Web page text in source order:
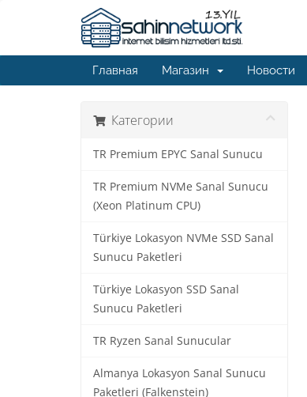
Главная Магазин Новости
Категории
TR Premium EPYC Sanal Sunucu
TR Premium NVMe Sanal Sunucu
(Xeon Platinum CPU)
Türkiye Lokasyon NVMe SSD Sanal
Sunucu Paketleri
Türkiye Lokasyon SSD Sanal
Sunucu Paketleri
TR Ryzen Sanal Sunucular
Almanya Lokasyon Sanal Sunucu
Paketleri (Falkenstein)